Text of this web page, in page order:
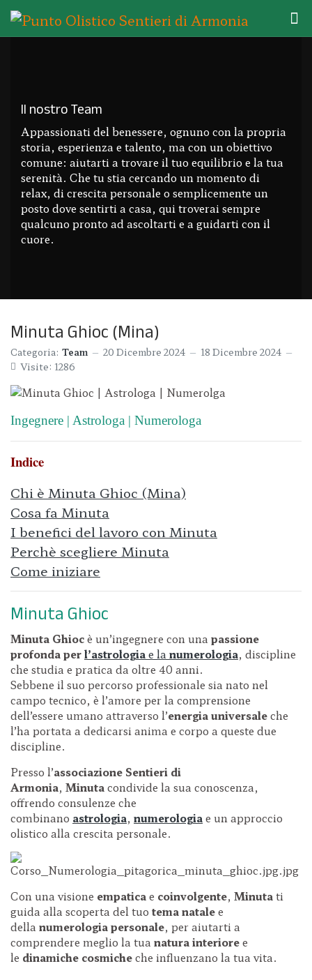
Il nostro Team
Appassionati del benessere, ognuno con la propria
storia, esperienza e talento, ma con un obiettivo
comune: aiutarti a trovare il tuo equilibrio e la tua
serenità. Che tu stia cercando un momento di
relax, di crescita personale o semplicemente un
posto dove sentirti a casa, qui troverai sempre
qualcuno pronto ad ascoltarti e a guidarti con il
cuore.
Minuta Ghioc (Mina)
Categoria: Team 20 Dicembre 2024
18 Dicembre 2024
Visite: 1286
Ingegnere | Astrologa | Numerologa
Indice
Chi è Minuta Ghioc (Mina)
Cosa fa Minuta
I benefici del lavoro con Minuta
Perchè scegliere Minuta
Come iniziare
Minuta Ghioc
Minuta Ghiocè un’ingegnere con una passione
profonda perl’astrologiae la numerologia, discipline
che studia e pratica da oltre 40 anni.
Sebbene il suo percorso professionale sia nato nel
campo tecnico, è l’amore per la comprensione
dell’essere umano attraverso l’energia universaleche
l’ha portata a dedicarsi anima e corpo a queste due
discipline.
Presso l’associazione Sentieri di
Armonia, Minutacondivide la sua conoscenza,
offrendo consulenze che
combinano astrologia, numerologiae un approccio
olistico alla crescita personale.
Con una visione empaticae coinvolgente, Minutati
guida alla scoperta del tuo tema natalee
della numerologia personale, per aiutarti a
comprendere meglio la tua natura interioree
le dinamiche cosmicheche influenzano la tua vita.